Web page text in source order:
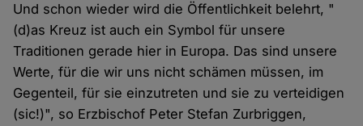
Und schon wieder wird die Öffentlichkeit belehrt, "
(d)as Kreuz ist auch ein Symbol für unsere
Traditionen gerade hier in Europa. Das sind unsere
Werte, für die wir uns nicht schämen müssen, im
Gegenteil, für sie einzutreten und sie zu verteidigen
(sic!)", so Erzbischof Peter Stefan Zurbriggen,